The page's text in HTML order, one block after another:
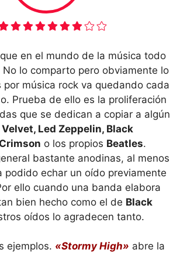
en el mundo de la música todo
lo comparto pero obviamente lo
por música rock va quedando cada
Prueba de ello es la proliferación
que se dedican a copiar a algún
Velvet, Led Zeppelin, Black
o los propios Beatles.
bastante anodinas, al menos
podido echar un oído previamente
ello cuando una banda elabora
bien hecho como el de Black
oídos lo agradecen tanto.
ejemplos. «Stormy High» abre la